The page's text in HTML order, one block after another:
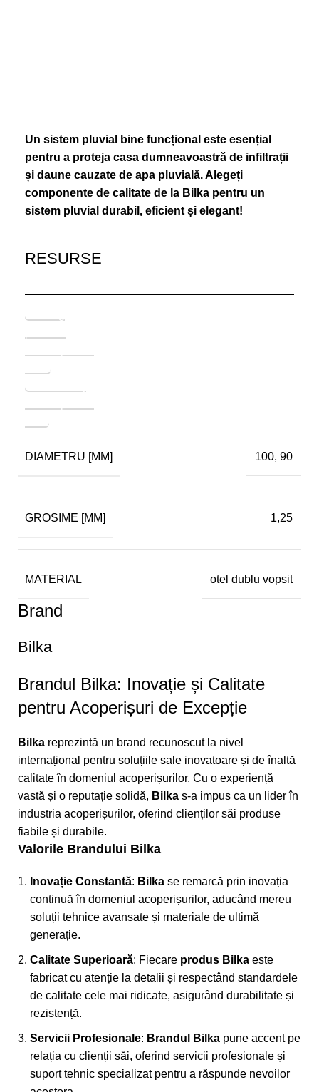
Un sistem pluvial bine funcțional este esențial
pentru a proteja casa dumneavoastră de infiltrații
și daune cauzate de apa pluvială. Alegeți
componente de calitate de la Bilka pentru un
sistem pluvial durabil, eficient și elegant!
RESURSE
Catalog
Bilka
Ghid montaj
bilka
DIAMETRU [MM] 100, 90
GROSIME [MM] 1,25
MATERIAL otel dublu vopsit
Brand
Bilka
Brandul Bilka: Inovație și Calitate
pentru Acoperișuri de Excepție
Bilka reprezintă un brand recunoscut la nivel
internațional pentru soluțiile sale inovatoare și de înaltă
calitate în domeniul acoperișurilor. Cu o experiență
vastă și o reputație solidă, Bilka s-a impus ca un lider în
industria acoperișurilor, oferind clienților săi produse
fiabile și durabile.
Valorile Brandului Bilka
Inovație Constantă: Bilka se remarcă prin inovația
continuă în domeniul acoperișurilor, aducând mereu
soluții tehnice avansate și materiale de ultimă
generație.
Calitate Superioară: Fiecare produs Bilka este
fabricat cu atenție la detalii și respectând standardele
de calitate cele mai ridicate, asigurând durabilitate și
rezistență.
Servicii Profesionale: Brandul Bilka pune accent pe
relația cu clienții săi, oferind servicii profesionale și
suport tehnic specializat pentru a răspunde nevoilor